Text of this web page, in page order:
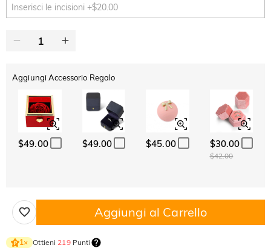
Aggiungi Accessorio Regalo
$49.00 $49.00 $45.00 $30.00
$42.00
Aggiungi al Carrello
1× Ottieni 219Punti